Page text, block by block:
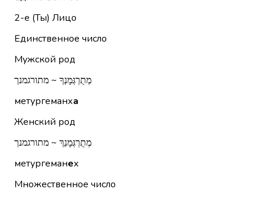
2-е (Ты) Лицо
Единственное число
Мужской род
מְתֻרְגְּמָנְךָ ~ מתורגמנך
метургеманха
Женский род
מְתֻרְגְּמָנֵךְ ~ מתורגמנך
метургеманех
Множественное число